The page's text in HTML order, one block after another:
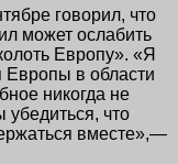
говорил, что
может ослабить
Европу». «Я
Европы в области
никогда не
что
вместе»,—